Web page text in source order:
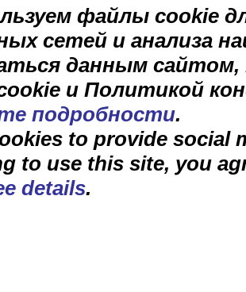
файлы cookie
сетей и анализа
данным
и Политикой
подробности.
to provide social
to use this site, you
details.